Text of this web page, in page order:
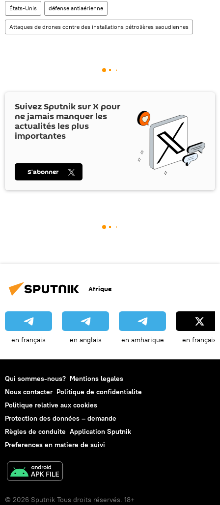
États-Unis défense antiaérienne
Attaques de drones contre des installations pétrolières saoudiennes
Suivez Sputnik surX pour
ne jamais manquer les
actualités les plus
importantes
S’abonner
Afrique
en français en anglais en amharique en français
Qui sommes-nous? Mentions legales
Nous contacter Politique de confidentialite
Politique relative aux cookies
Protection des données – demande
Règles de conduite Application Sputnik
Preferences en matiere de suivi
© 2026 Sputnik Tous droits réservés. 18+